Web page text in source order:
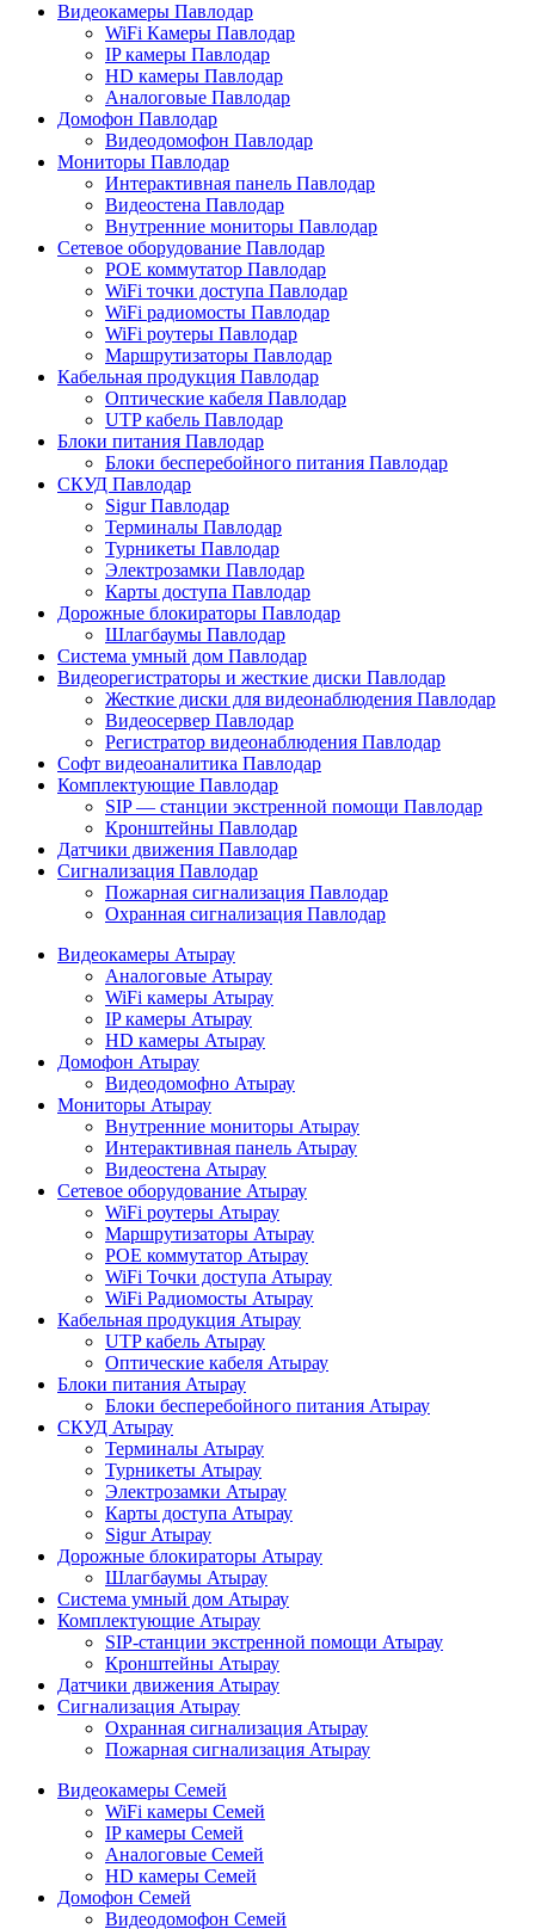
Видеокамеры Павлодар
WiFi Камеры Павлодар
IP камеры Павлодар
HD камеры Павлодар
Аналоговые Павлодар
Домофон Павлодар
Видеодомофон Павлодар
Мониторы Павлодар
Интерактивная панель Павлодар
Видеостена Павлодар
Внутренние мониторы Павлодар
Сетевое оборудование Павлодар
POE коммутатор Павлодар
WiFi точки доступа Павлодар
WiFi радиомосты Павлодар
WiFi роутеры Павлодар
Маршрутизаторы Павлодар
Кабельная продукция Павлодар
Оптические кабеля Павлодар
UTP кабель Павлодар
Блоки питания Павлодар
Блоки бесперебойного питания Павлодар
СКУД Павлодар
Sigur Павлодар
Терминалы Павлодар
Турникеты Павлодар
Электрозамки Павлодар
Карты доступа Павлодар
Дорожные блокираторы Павлодар
Шлагбаумы Павлодар
Система умный дом Павлодар
Видеорегистраторы и жесткие диски Павлодар
Жесткие диски для видеонаблюдения Павлодар
Видеосервер Павлодар
Регистратор видеонаблюдения Павлодар
Софт видеоаналитика Павлодар
Комплектующие Павлодар
SIP — станции экстренной помощи Павлодар
Кронштейны Павлодар
Датчики движения Павлодар
Сигнализация Павлодар
Пожарная сигнализация Павлодар
Охранная сигнализация Павлодар
Видеокамеры Атырау
Аналоговые Атырау
WiFi камеры Атырау
IP камеры Атырау
HD камеры Атырау
Домофон Атырау
Видеодомофно Атырау
Мониторы Атырау
Внутренние мониторы Атырау
Интерактивная панель Атырау
Видеостена Атырау
Сетевое оборудование Атырау
WiFi роутеры Атырау
Маршрутизаторы Атырау
POE коммутатор Атырау
WiFi Точки доступа Атырау
WiFi Радиомосты Атырау
Кабельная продукция Атырау
UTP кабель Атырау
Оптические кабеля Атырау
Блоки питания Атырау
Блоки бесперебойного питания Атырау
СКУД Атырау
Терминалы Атырау
Турникеты Атырау
Электрозамки Атырау
Карты доступа Атырау
Sigur Атырау
Дорожные блокираторы Атырау
Шлагбаумы Атырау
Система умный дом Атырау
Комплектующие Атырау
SIP-станции экстренной помощи Атырау
Кронштейны Атырау
Датчики движения Атырау
Сигнализация Атырау
Охранная сигнализация Атырау
Пожарная сигнализация Атырау
Видеокамеры Семей
WiFi камеры Семей
IP камеры Семей
Аналоговые Семей
HD камеры Семей
Домофон Семей
Видеодомофон Семей